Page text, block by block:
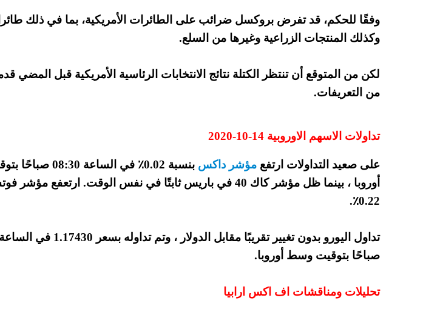
وفقًا للحكم، قد تفرض بروكسل ضرائب على الطائرات الأمريكية، بما في ذلك
وكذلك المنتجات الزراعية وغيرها من السلع.
لكن من المتوقع أن تنتظر الكتلة نتائج الانتخابات الرئاسية الأمريكية قبل المضي
من التعريفات.
تداولات الاسهم الاوروبية 14-10-2020
على صعيد التداولات ارتفع مؤشر داكس
بنسبة 0.02٪ في الساعة
0.22٪.
صباحًا بتوقيت وسط أوروبا.
تحليلات ومناقشات اف اكس ارابيا